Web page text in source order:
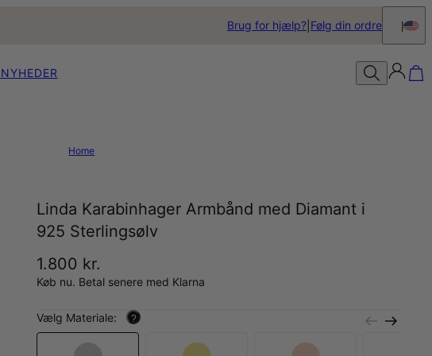
Brug for hjælp? Følg din ordre
NYHEDER
Home
Linda Karabinhager Armbånd med Diamant i
925 Sterlingsølv
1.800 kr.
Køb nu. Betal senere med Klarna
Vælg Materiale: ?